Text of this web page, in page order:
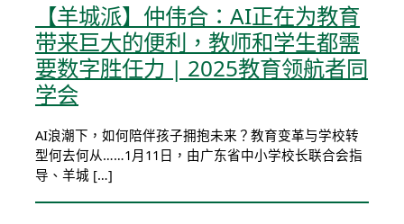
【羊城派】仲伟合：AI正在为教育
带来巨大的便利，教师和学生都需
要数字胜任力 | 2025教育领航者同
学会
AI浪潮下，如何陪伴孩子拥抱未来？教育变革与学校转
型何去何从……1月11日，由广东省中小学校长联合会指
导、羊城 […]